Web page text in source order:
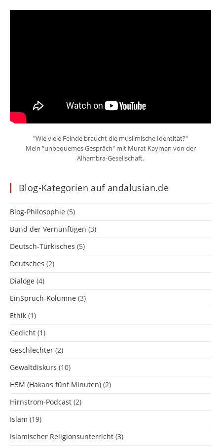
"Wie viele Feinde braucht die muslimische Identität?"
Mein "unbequemes Gespräch" mit Murat Kayman von der
Alhambra-Gesellschaft.
Blog-Kategorien auf andalusian.de
Blog-Philosophie (5)
Bund der Vernünftigen (3)
Deutsch-Türkisches (5)
Deutsches (2)
Dialoge (4)
EinSpruch-Kolumne (3)
Ethik (1)
Gedicht (1)
Geschlechter (2)
Gewaltdiskurs (10)
H5M (Hakans fünf Minuten) (2)
Hirnstrom-Podcast (2)
Islam (19)
Islamischer Religionsunterricht (3)